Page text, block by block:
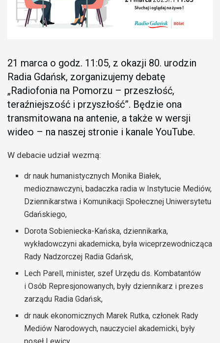
21 marca o godz. 11:05, z okazji 80. urodzin
Radia Gdańsk, zorganizujemy debatę
„Radiofonia na Pomorzu – przeszłość,
teraźniejszość i przyszłość”. Będzie ona
transmitowana na antenie, a także w wersji
wideo – na naszej stronie i kanale YouTube.
W debacie udział wezmą:
dr nauk humanistycznych Monika Białek,
medioznawczyni, badaczka radia w Instytucie Mediów,
Dziennikarstwa i Komunikacji Społecznej Uniwersytetu
Gdańskiego,
Dorota Sobieniecka-Kańska, dziennikarka,
wykładowczyni akademicka, była wiceprzewodnicząca
Rady Nadzorczej Radia Gdańsk,
Lech Parell, minister, szef Urzędu ds. Kombatantów
i Osób Represjonowanych, były dziennikarz i prezes
zarządu Radia Gdańsk,
dr nauk ekonomicznych Marek Rutka, członek Rady
Mediów Narodowych, nauczyciel akademicki, były